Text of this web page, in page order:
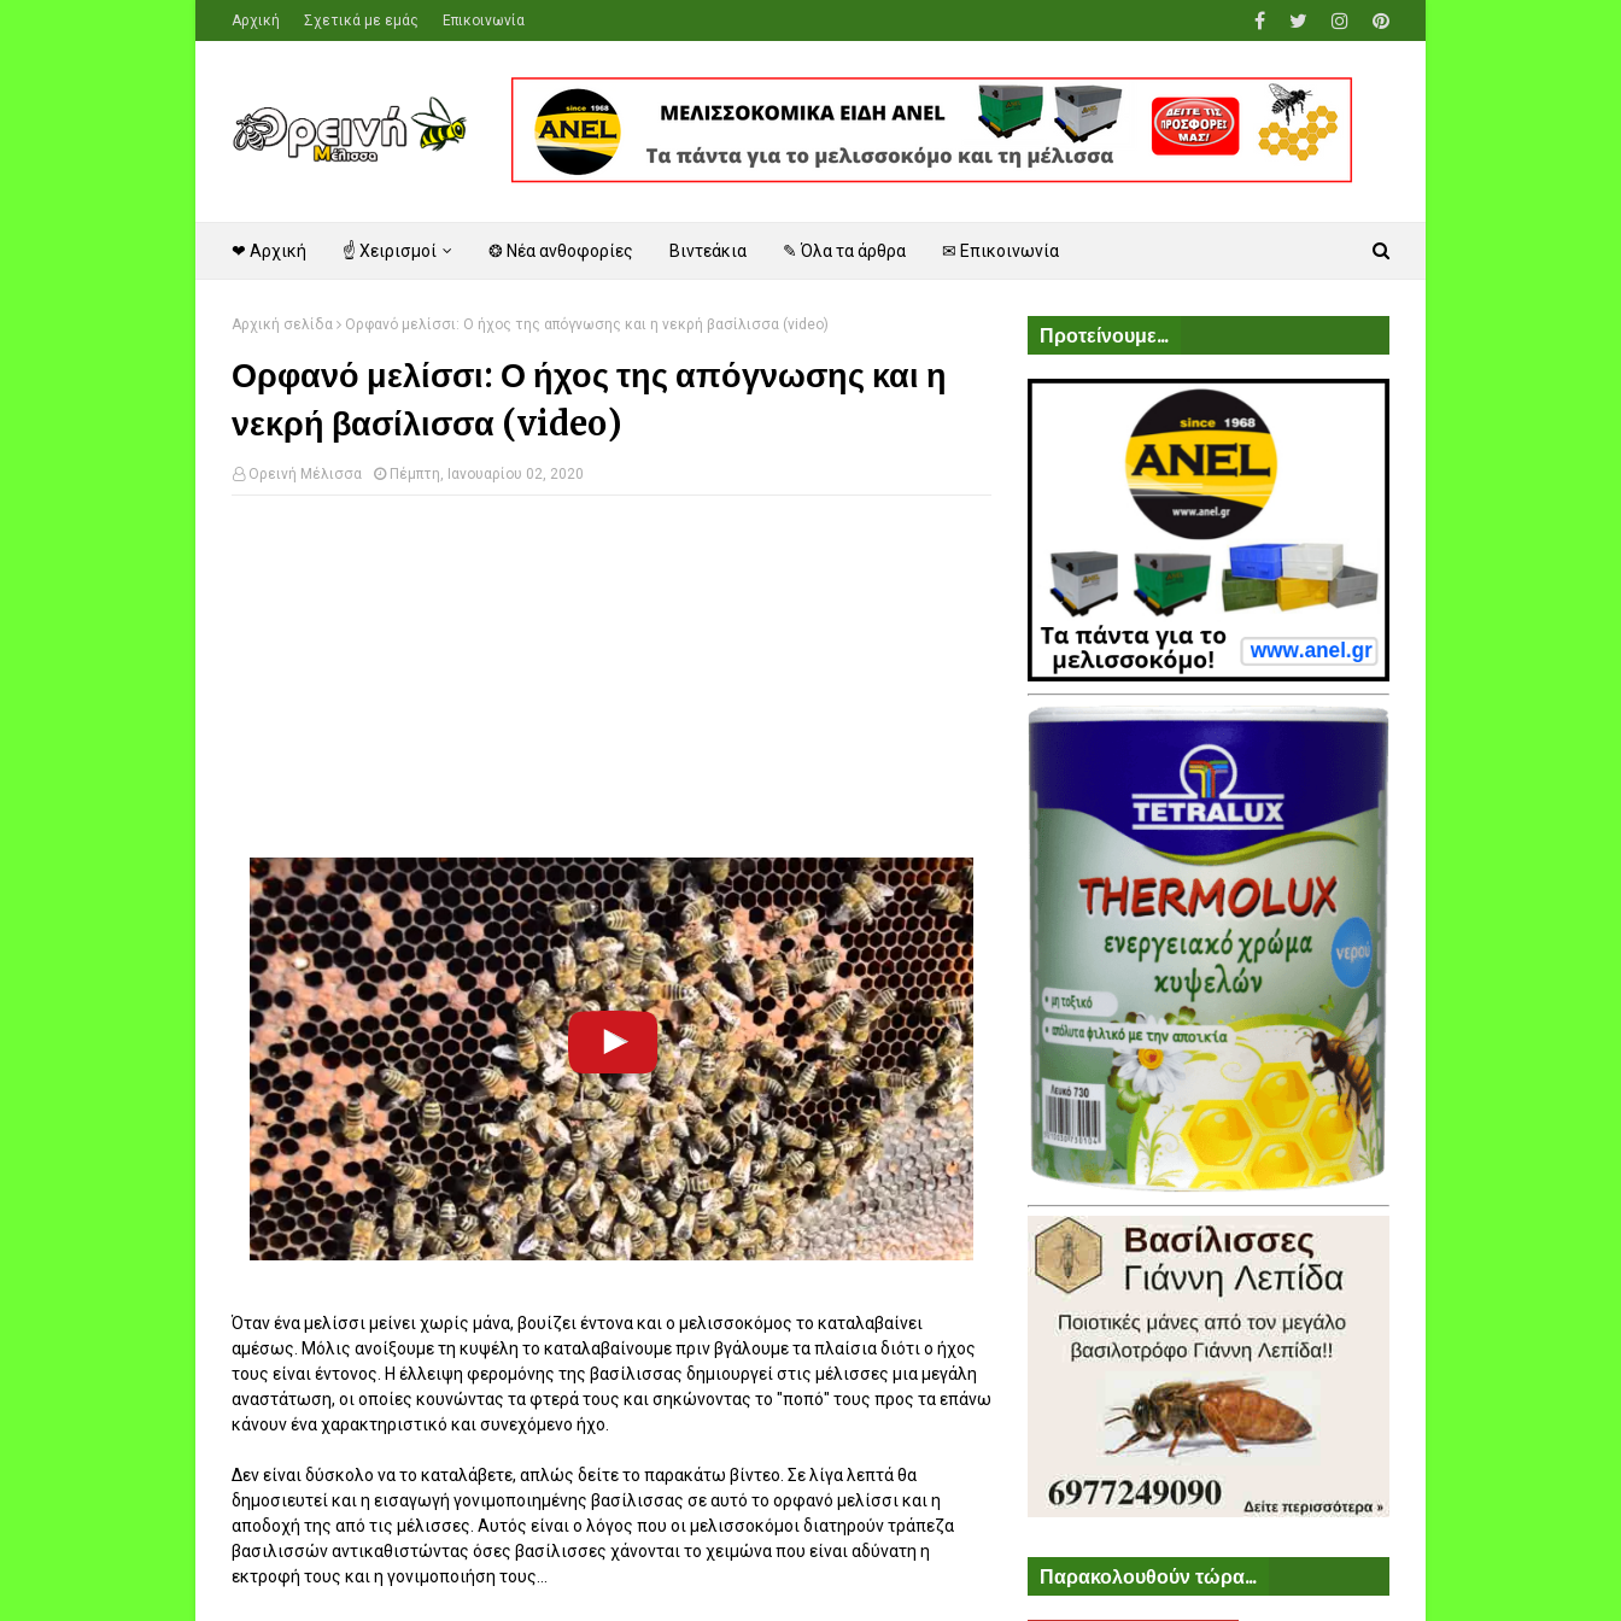
Αρχική Σχετικά με εμάς Επικοινωνία
❤ Αρχική ☝ Χειρισμοί ❂ Νέα ανθοφορίες Βιντεάκια ✎ Όλα τα άρθρα ✉ Επικοινωνία
Αρχική σελίδα Ορφανό μελίσσι: Ο ήχος της απόγνωσης και η νεκρή βασίλισσα (video)
Ορφανό μελίσσι: Ο ήχος της απόγνωσης και η
νεκρή βασίλισσα (video)
Ορεινή Μέλισσα Πέμπτη, Ιανουαρίου 02, 2020
Όταν ένα μελίσσι μείνει χωρίς μάνα, βουίζει έντονα και ο μελισσοκόμος το καταλαβαίνει
αμέσως. Μόλις ανοίξουμε τη κυψέλη το καταλαβαίνουμε πριν βγάλουμε τα πλαίσια διότι ο ήχος
τους είναι έντονος. Η έλλειψη φερομόνης της βασίλισσας δημιουργεί στις μέλισσες μια μεγάλη
αναστάτωση, οι οποίες κουνώντας τα φτερά τους και σηκώνοντας το "ποπό" τους προς τα επάνω
κάνουν ένα χαρακτηριστικό και συνεχόμενο ήχο.
Δεν είναι δύσκολο να το καταλάβετε, απλώς δείτε το παρακάτω βίντεο. Σε λίγα λεπτά θα
δημοσιευτεί και η εισαγωγή γονιμοποιημένης βασίλισσας σε αυτό το ορφανό μελίσσι και η
αποδοχή της από τις μέλισσες. Αυτός είναι ο λόγος που οι μελισσοκόμοι διατηρούν τράπεζα
βασιλισσών αντικαθιστώντας όσες βασίλισσες χάνονται το χειμώνα που είναι αδύνατη η
εκτροφή τους και η γονιμοποιήση τους...
Προτείνουμε...
Παρακολουθούν τώρα...